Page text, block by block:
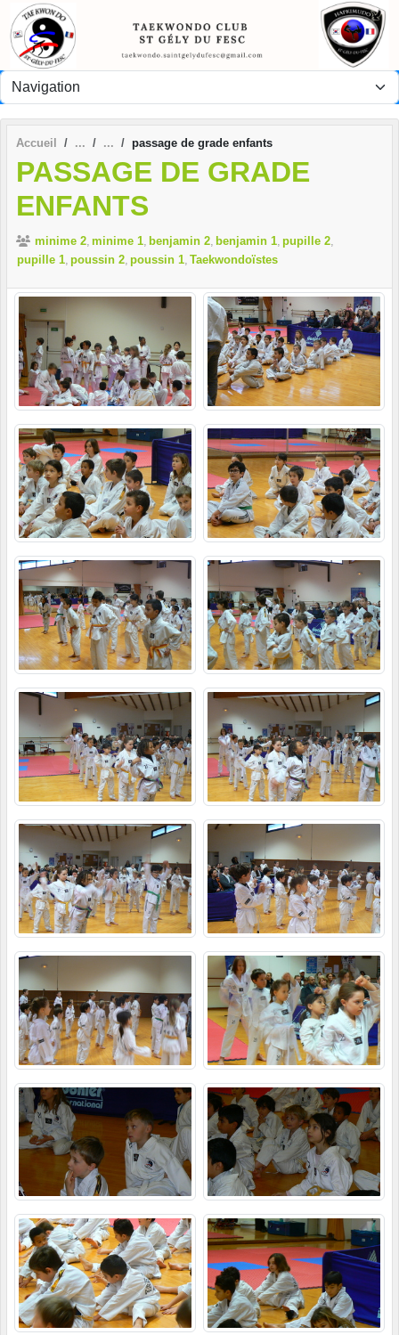
Accueil passage de grade enfants
PASSAGE DE GRADE
ENFANTS
minime 2 minime 1 benjamin 2 benjamin 1 pupille 2
pupille 1 poussin 2 poussin 1 Taekwondoïstes
Panneau de gestion des cookies